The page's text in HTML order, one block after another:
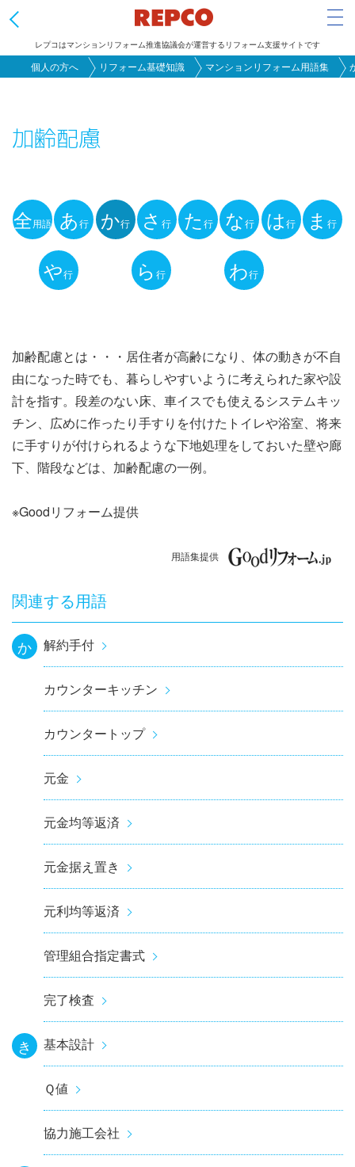
レプコはマンションリフォーム推進協議会が運営するリフォーム支援サイトです
個人の方へ リフォーム基礎知識 マンションリフォーム用語集
加齢配慮
用
ナ
ビ
ゲ
ー
シ
全用語 あ行 か行 さ行 た 行 な行 は行 ま行
や行 ら 行 わ行
加齢配慮とは・・・居住者が高齢になり、体の動きが不自
由になった時でも、暮らしやすいように考えられた家や設
計を指す。段差のない床、車イスでも使えるシステムキッ
チン、広めに作ったり手すりを付けたトイレや浴室、将来
に手すりが付けられるような下地処理をしておいた壁や廊
下、階段などは、加齢配慮の一例。
※Goodリフォーム提供
用語集提供
関連する用語
か 解約手付
カウンターキッチン
カウンタートップ
元金
元金均等返済
元金据え置き
元利均等返済
管理組合指定書式
完了検査
き 基本設計
Ｑ値
協力施工会社